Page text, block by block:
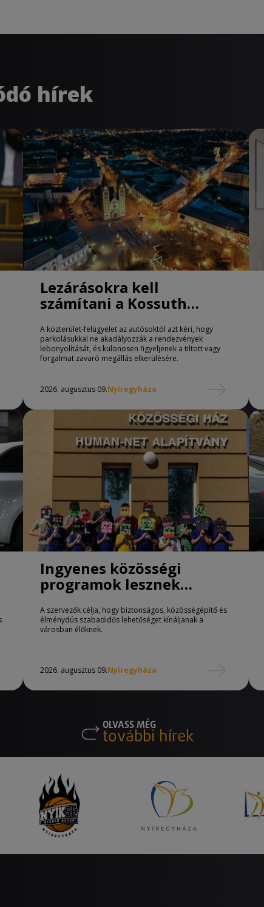
hírek
Lezárásokra kell
számítani a Kossuth
A közterület-felügyelet az autósoktól azt kéri, hogy
parkolásukkal ne akadályozzák a rendezvények
lebonyolítását, és különösen figyeljenek a tiltott vagy
forgalmat zavaró megállás elkerülésére.
2026. augusztus 09.Nyíregyháza
Ingyenes közösségi
programok lesznek
Nyíregyházán
A szervezők célja, hogy biztonságos, közösségépítő és
élménydús szabadidős lehetőséget kínáljanak a
városban élőknek.
2026. augusztus 09.Nyíregyháza
OLVASS MÉG
további hírek